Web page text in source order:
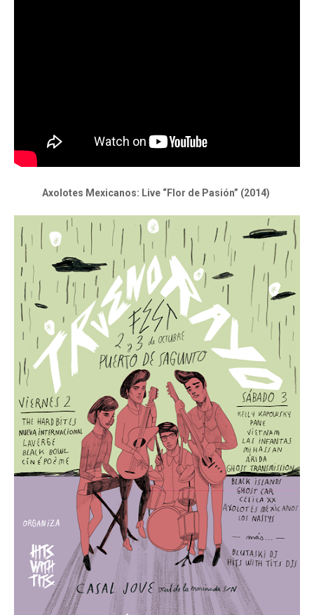
Axolotes Mexicanos: Live “Flor de Pasión” (2014)